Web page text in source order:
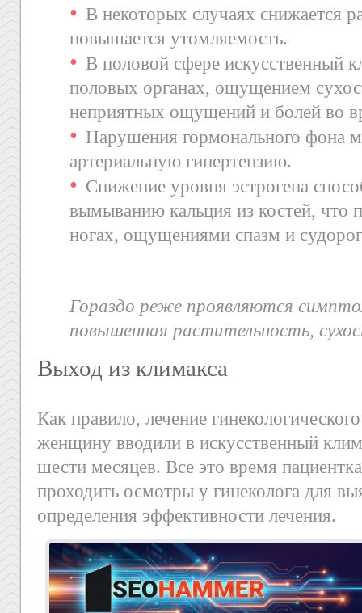
В некоторых случаях снижается
повышается утомляемость.
В половой сфере искусственный
половых органах, ощущением
неприятных ощущений и болей во
Нарушения гормонального фона
артериальную гипертензию.
Снижение уровня эстрогена
вымыванию кальция из костей, что
ногах, ощущениями спазм и
Гораздо реже проявляются
повышенная растительность,
Выход из климакса
Как правило, лечение
женщину вводили в искусственный
шести месяцев. Все это время
проходить осмотры у гинеколога для
определения эффективности лечения.